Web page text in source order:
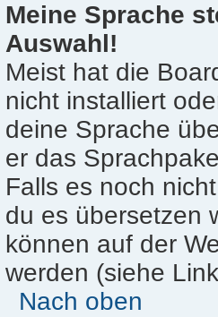
Meine Sprache
Auswahl!
Meist hat die
nicht installiert
deine Sprache
er das
Falls es noch
du es übersetzen
können auf der
werden (siehe
Nach oben